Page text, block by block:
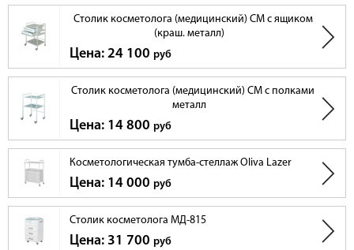
Столик косметолога (медицинский) СМ с ящиком
(краш. металл)
Цена: 24 100 руб
Столик косметолога (медицинский) СМ с полками
металл
Цена: 14 800 руб
Косметологическая тумба-стеллаж Oliva Lazer
Цена: 14 000 руб
Столик косметолога МД-815
Цена: 31 700 руб